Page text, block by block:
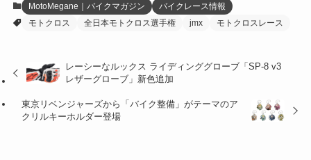
(27) (41)
(47)
(1)
(4)
(16)
(1)
MotoMegane｜バイクマガジン
バイクレース情報
モトクロス
全日本モトクロス選手権 jmx モトクロスレース
レーシーなルックス ライディンググローブ「SP-8 v3
レザーグローブ」新色追加
東京リベンジャーズから「バイク整備」がテーマのア
クリルキーホルダー登場